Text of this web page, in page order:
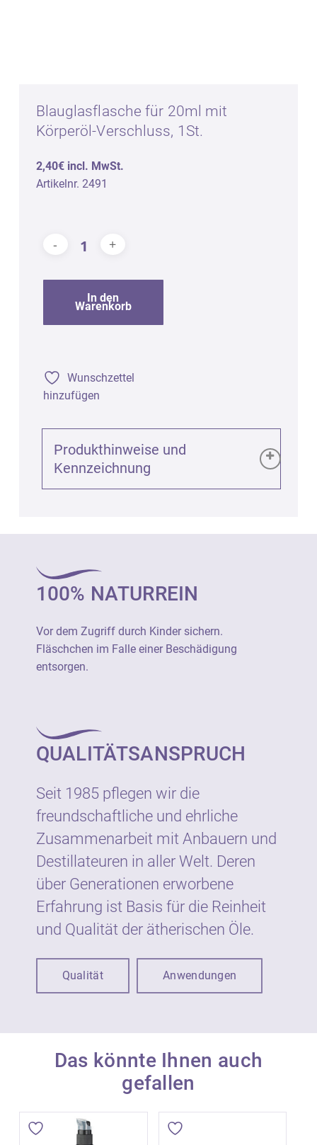
Blauglasflasche für 20ml mit
Körperöl-Verschluss, 1St.
2,40€ incl. MwSt.
Artikelnr. 2491
In den
Warenkorb
Wunschzettel
hinzufügen
Produkthinweise und
Kennzeichnung
Art. 2491
Fläschchen im Falle einer Beschädigung
entsorgen.
Gewerbegebiet 2, D-82399 Raisting
Tel.: +49 8807 940800
www.neumond.de
100% NATURREIN
Vor dem Zugriff durch Kinder sichern.
Fläschchen im Falle einer Beschädigung
entsorgen.
QUALITÄTSANSPRUCH
Seit 1985 pflegen wir die
freundschaftliche und ehrliche
Zusammenarbeit mit Anbauern und
Destillateuren in aller Welt. Deren
über Generationen erworbene
Erfahrung ist Basis für die Reinheit
und Qualität der ätherischen Öle.
Qualität Anwendungen
Das könnte Ihnen auch
gefallen